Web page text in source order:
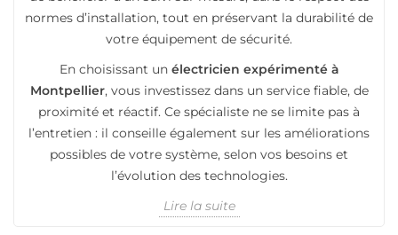
normes d’installation, tout en préservant la durabilité de
votre équipement de sécurité.
En choisissant un électricien expérimenté à
Montpellier, vous investissez dans un service fiable, de
proximité et réactif. Ce spécialiste ne se limite pas à
l’entretien : il conseille également sur les améliorations
possibles de votre système, selon vos besoins et
l’évolution des technologies.
Lire la suite